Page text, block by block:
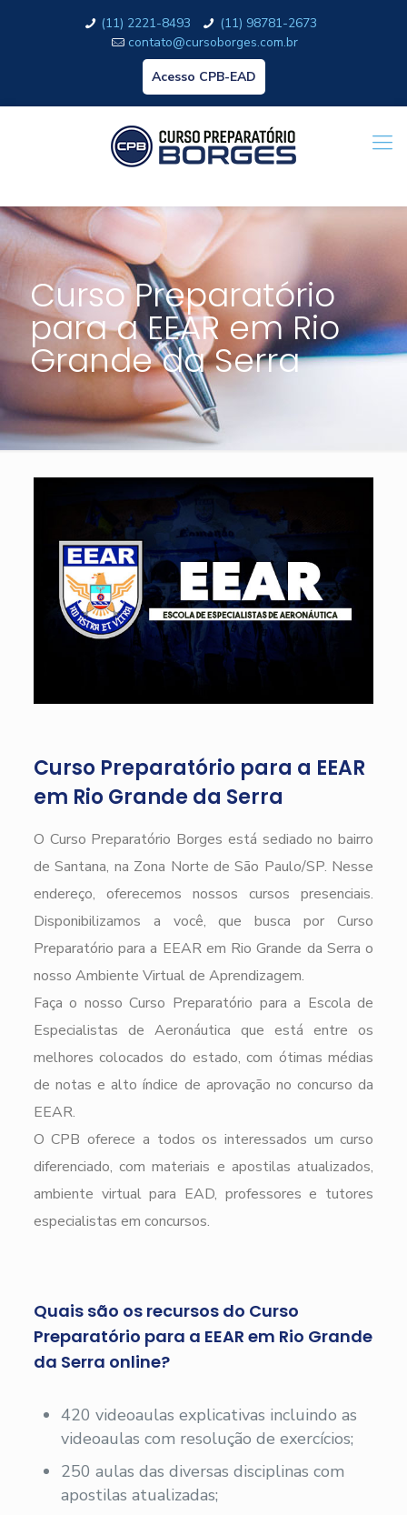
(11) 2221-8493
(11) 98781-2673
contato@cursoborges.com.br
Acesso CPB-EAD
Curso Preparatório
para a EEAR em Rio
Grande da Serra
Curso Preparatório para a EEAR
em Rio Grande da Serra
O Curso Preparatório Borges está sediado no bairro
de Santana, na Zona Norte de São Paulo/SP. Nesse
endereço, oferecemos nossos cursos presenciais.
Disponibilizamos a você, que busca por Curso
Preparatório para a EEAR em Rio Grande da Serra o
nosso Ambiente Virtual de Aprendizagem.
Faça o nosso Curso Preparatório para a Escola de
Especialistas de Aeronáutica que está entre os
melhores colocados do estado, com ótimas médias
de notas e alto índice de aprovação no concurso da
EEAR.
O CPB oferece a todos os interessados um curso
diferenciado, com materiais e apostilas atualizados,
ambiente virtual para EAD, professores e tutores
especialistas em concursos.
Quais são os recursos do Curso
Preparatório para a EEAR em Rio Grande
da Serra online?
420 videoaulas explicativas incluindo as
videoaulas com resolução de exercícios;
250 aulas das diversas disciplinas com
apostilas atualizadas;